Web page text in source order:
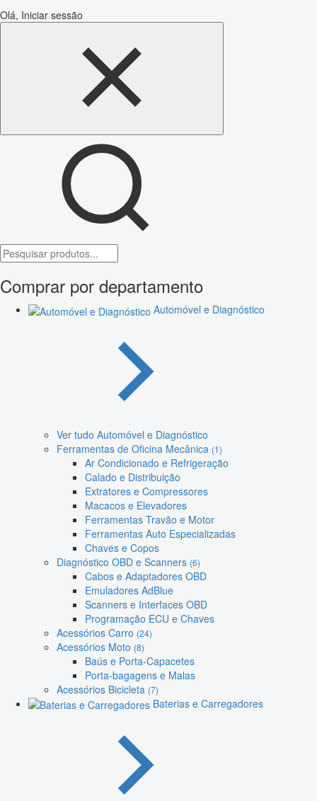
Olá, Iniciar sessão
Comprar por departamento
Automóvel e Diagnóstico
Ver tudo Automóvel e Diagnóstico
Ferramentas de Oficina Mecânica (1)
Ar Condicionado e Refrigeração
Calado e Distribuição
Extratores e Compressores
Macacos e Elevadores
Ferramentas Travão e Motor
Ferramentas Auto Especializadas
Chaves e Copos
Diagnóstico OBD e Scanners (6)
Cabos e Adaptadores OBD
Emuladores AdBlue
Scanners e Interfaces OBD
Programação ECU e Chaves
Acessórios Carro (24)
Acessórios Moto (8)
Baús e Porta-Capacetes
Porta-bagagens e Malas
Acessórios Bicicleta (7)
Baterias e Carregadores